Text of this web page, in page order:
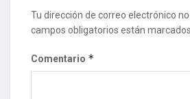
Tu dirección de correo electrónico
campos obligatorios están
Comentario *